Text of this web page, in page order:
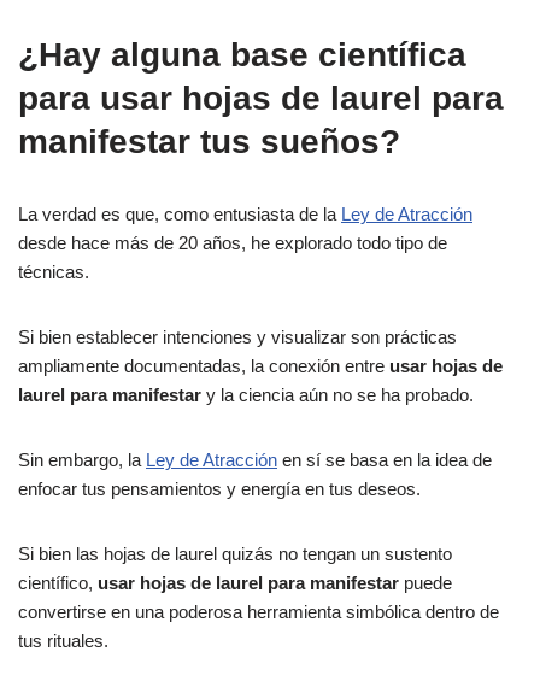
¿Hay alguna base científica
para usar hojas de laurel para
manifestar tus sueños?
La verdad es que, como entusiasta de la Ley de Atracción
desde hace más de 20 años, he explorado todo tipo de
técnicas.
Si bien establecer intenciones y visualizar son prácticas
ampliamente documentadas, la conexión entre usar hojas de
laurel para manifestar y la ciencia aún no se ha probado.
Sin embargo, la Ley de Atracción en sí se basa en la idea de
enfocar tus pensamientos y energía en tus deseos.
Si bien las hojas de laurel quizás no tengan un sustento
científico, usar hojas de laurel para manifestar puede
convertirse en una poderosa herramienta simbólica dentro de
tus rituales.